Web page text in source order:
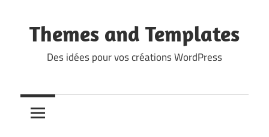
content
Themes and Templates
Des idées pour vos créations WordPress